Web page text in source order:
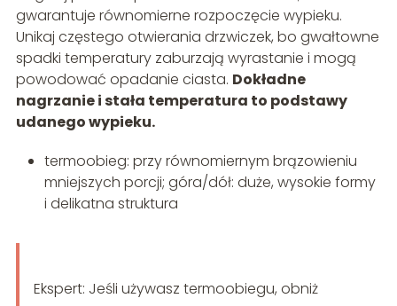
gwarantuje równomierne rozpoczęcie wypieku.
Unikaj częstego otwierania drzwiczek, bo gwałtowne
spadki temperatury zaburzają wyrastanie i mogą
powodować opadanie ciasta. Dokładne
nagrzanie i stała temperatura to podstawy
udanego wypieku.
termoobieg: przy równomiernym brązowieniu
mniejszych porcji; góra/dół: duże, wysokie formy
i delikatna struktura
Ekspert: Jeśli używasz termoobiegu, obniż